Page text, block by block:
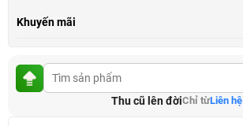
Khuyến mãi
Thu cũ lên đờiChỉ từLiên hệ